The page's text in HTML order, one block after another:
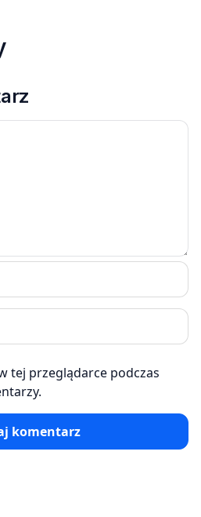
tej przeglądarce podczas
komentarz